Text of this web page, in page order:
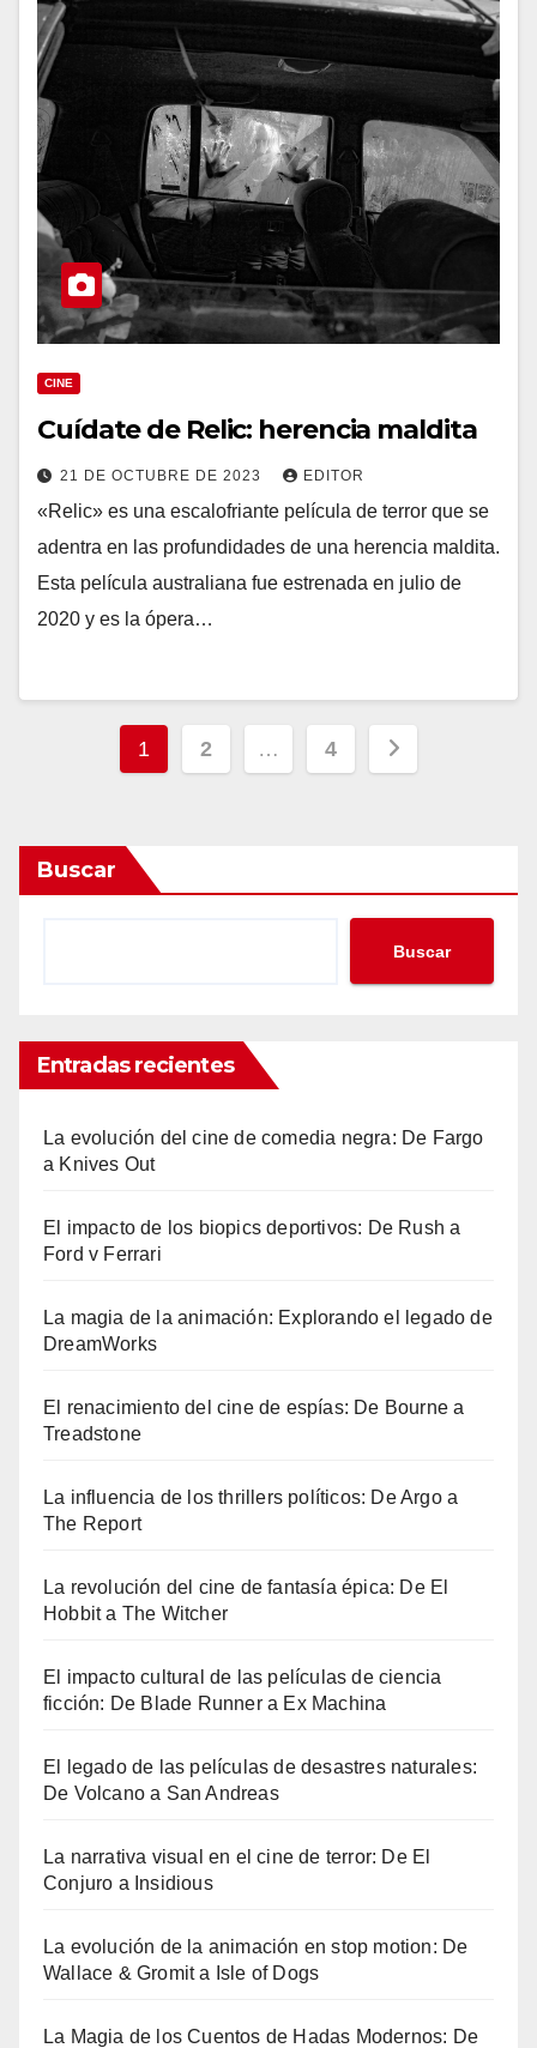
CINE
Cuídate de Relic: herencia maldita
21 DE OCTUBRE DE 2023 EDITOR
«Relic» es una escalofriante película de terror que se
adentra en las profundidades de una herencia maldita.
Esta película australiana fue estrenada en julio de
2020 y es la ópera…
Paginación
entradas
1 2 … 4
Buscar
Buscar
Entradas recientes
La evolución del cine de comedia negra: De Fargo
a Knives Out
El impacto de los biopics deportivos: De Rush a
Ford v Ferrari
La magia de la animación: Explorando el legado de
DreamWorks
El renacimiento del cine de espías: De Bourne a
Treadstone
La influencia de los thrillers políticos: De Argo a
The Report
La revolución del cine de fantasía épica: De El
Hobbit a The Witcher
El impacto cultural de las películas de ciencia
ficción: De Blade Runner a Ex Machina
El legado de las películas de desastres naturales:
De Volcano a San Andreas
La narrativa visual en el cine de terror: De El
Conjuro a Insidious
La evolución de la animación en stop motion: De
Wallace & Gromit a Isle of Dogs
La Magia de los Cuentos de Hadas Modernos: De